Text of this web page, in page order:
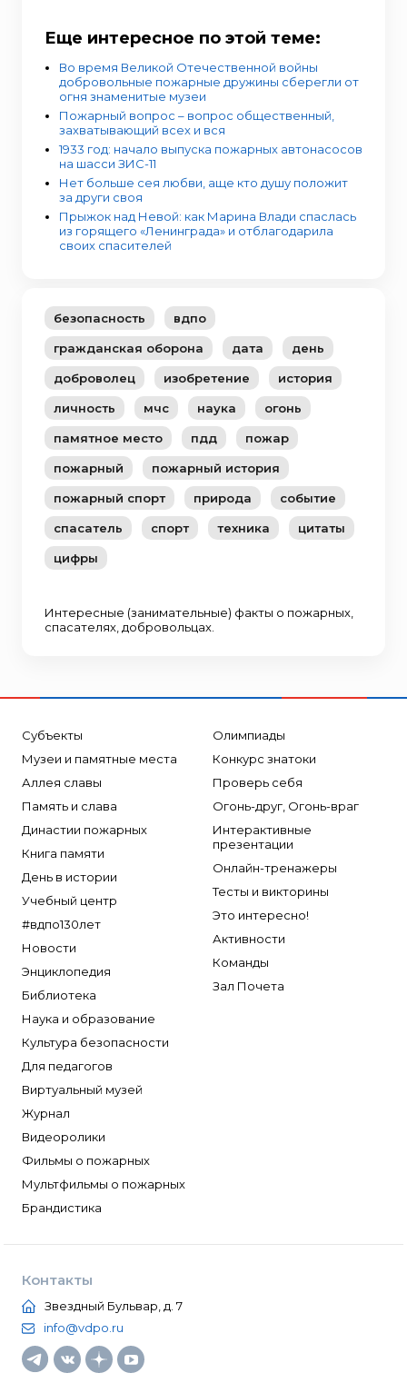
безопасность вдпо
гражданская оборона дата день
доброволец изобретение история
личность мчс наука огонь
памятное место пдд пожар
пожарный пожарный история
пожарный спорт природа событие
спасатель спорт техника цитаты
цифры
Интересные (занимательные) факты о пожарных,
спасателях, добровольцах.
Еще интересное по этой теме:
Во время Великой Отечественной войны
добровольные пожарные дружины сберегли от
огня знаменитые музеи
Пожарный вопрос – вопрос общественный,
захватывающий всех и вся
1933 год: начало выпуска пожарных автонасосов
на шасси ЗИС-11
Нет больше сея любви, аще кто душу положит
за други своя
Прыжок над Невой: как Марина Влади спаслась
из горящего «Ленинграда» и отблагодарила
своих спасителей
Субъекты
Музеи и памятные места
Аллея славы
Память и слава
Династии пожарных
Книга памяти
День в истории
Учебный центр
#вдпо130лет
Новости
Энциклопедия
Библиотека
Наука и образование
Культура безопасности
Для педагогов
Виртуальный музей
Журнал
Видеоролики
Фильмы о пожарных
Мультфильмы о пожарных
Брандистика
Олимпиады
Конкурс знатоки
Проверь себя
Огонь-друг, Огонь-враг
Интерактивные
презентации
Онлайн-тренажеры
Тесты и викторины
Это интересно!
Активности
Команды
Зал Почета
Контакты
Звездный Бульвар, д. 7
info@vdpo.ru